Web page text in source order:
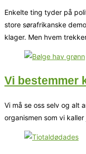
Enkelte ting tyder på
store sørafrikanske
klager. Men hvem
Vi bestemmer
Vi må se oss selv og alt
organismen som vi kaller